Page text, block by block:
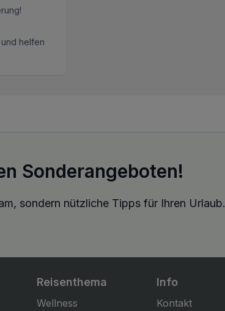
helfen
Sonderangeboten!
sondern nützliche Tipps für Ihren Urlaub.
Reisenthema
Wellness
Info
Kontakt